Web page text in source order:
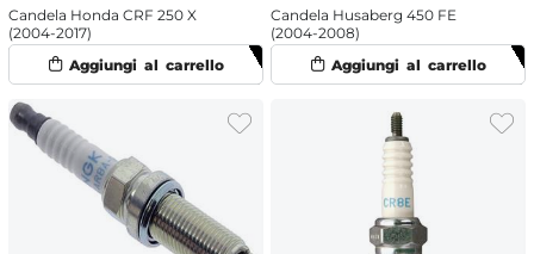
Candela Honda CRF 250 X
(2004-2017)
Candela Husaberg 450 FE
(2004-2008)